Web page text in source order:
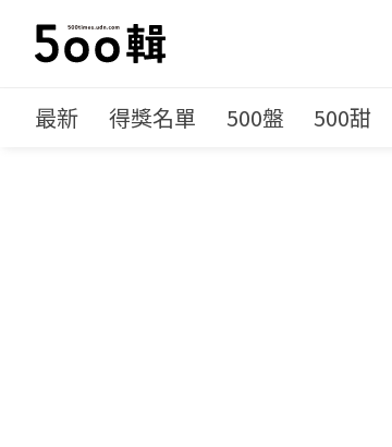
最新 得獎名單 500盤 500甜